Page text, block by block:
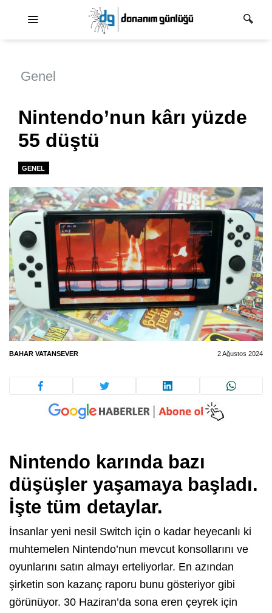
Genel
Nintendo’nun kârı yüzde
55 düştü
GENEL
BAHAR VATANSEVER 2 Ağustos 2024
Nintendo karında bazı
düşüşler yaşamaya başladı.
İşte tüm detaylar.
İnsanlar yeni nesil Switch için o kadar heyecanlı ki
muhtemelen Nintendo’nun mevcut konsollarını ve
oyunlarını satın almayı erteliyorlar. En azından
şirketin son kazanç raporu bunu gösteriyor gibi
görünüyor. 30 Haziran’da sona eren çeyrek için